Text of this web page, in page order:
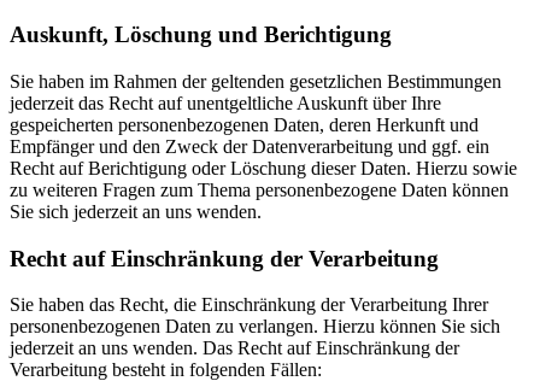
Auskunft, Löschung und Berichtigung
Sie haben im Rahmen der geltenden gesetzlichen Bestimmungen
jederzeit das Recht auf unentgeltliche Auskunft über Ihre
gespeicherten personenbezogenen Daten, deren Herkunft und
Empfänger und den Zweck der Datenverarbeitung und ggf. ein
Recht auf Berichtigung oder Löschung dieser Daten. Hierzu sowie
zu weiteren Fragen zum Thema personenbezogene Daten können
Sie sich jederzeit an uns wenden.
Recht auf Einschränkung der Verarbeitung
Sie haben das Recht, die Einschränkung der Verarbeitung Ihrer
personenbezogenen Daten zu verlangen. Hierzu können Sie sich
jederzeit an uns wenden. Das Recht auf Einschränkung der
Verarbeitung besteht in folgenden Fällen: